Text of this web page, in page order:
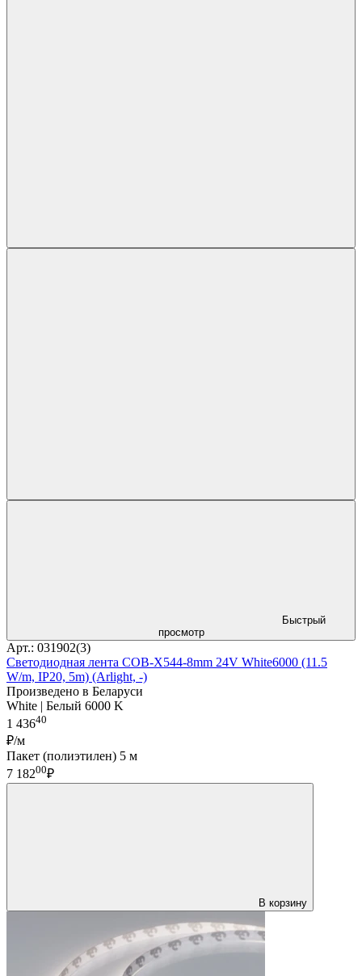
Быстрый
просмотр
Арт.: 031902(3)
Светодиодная лента COB-X544-8mm 24V White6000 (11.5
W/m, IP20, 5m) (Arlight, -)
Произведено в Беларуси
White | Белый 6000 K
1 43640
₽/м
Пакет (полиэтилен) 5 м
7 18200₽
В корзину